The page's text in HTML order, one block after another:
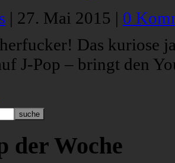
| 27. Mai 2015 | 0
Das kuriose
J-Pop – bringt den
der Woche